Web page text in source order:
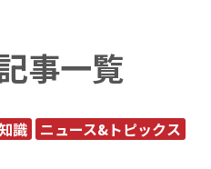
事一覧
識
ニュース&トピックス